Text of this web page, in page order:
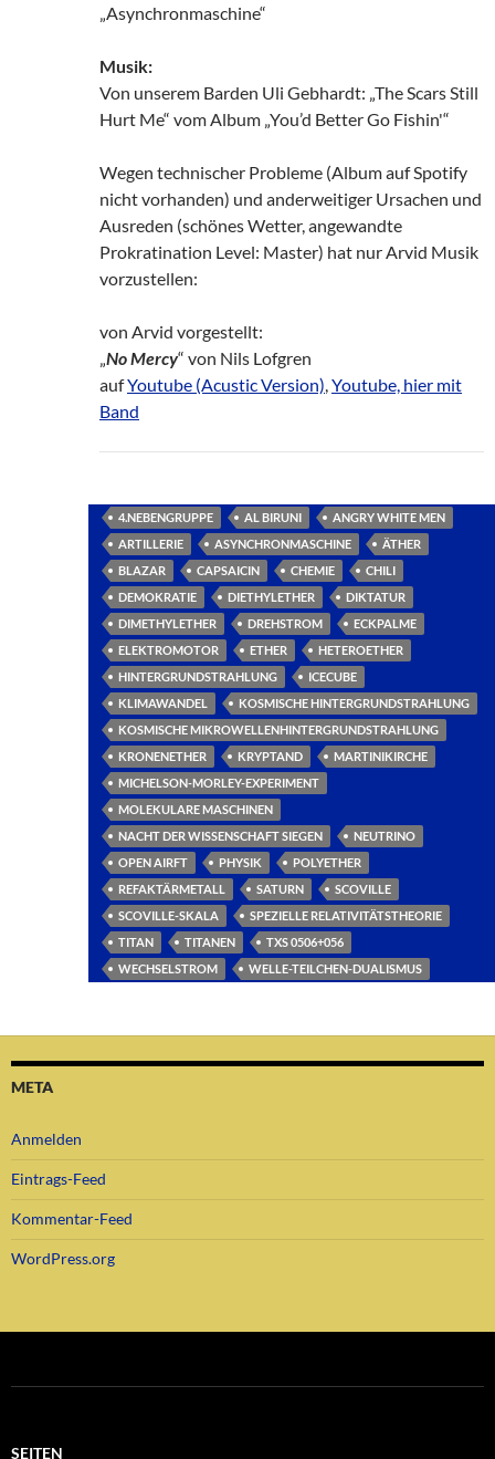
„Asynchronmaschine“
Musik:
Von unserem Barden Uli Gebhardt: „The Scars Still
Hurt Me“ vom Album „You’d Better Go Fishin'“
Wegen technischer Probleme (Album auf Spotify
nicht vorhanden) und anderweitiger Ursachen und
Ausreden (schönes Wetter, angewandte
Prokratination Level: Master) hat nur Arvid Musik
vorzustellen:
von Arvid vorgestellt:
„No Mercy“ von Nils Lofgren
aufYoutube (Acustic Version),Youtube, hier mit
Band
4.NEBENGRUPPE AL BIRUNI
ANGRY WHITE MEN
ARTILLERIE
ASYNCHRONMASCHINE
ÄTHER
BLAZAR
CAPSAICIN CHEMIE
CHILI
DEMOKRATIE
DIETHYLETHER
DIKTATUR
DIMETHYLETHER
DREHSTROM
ECKPALME
ELEKTROMOTOR
ETHER
HETEROETHER
HINTERGRUNDSTRAHLUNG
ICECUBE
KLIMAWANDEL
KOSMISCHE HINTERGRUNDSTRAHLUNG
KOSMISCHE MIKROWELLENHINTERGRUNDSTRAHLUNG
KRONENETHER
KRYPTAND
MARTINIKIRCHE
MICHELSON-MORLEY-EXPERIMENT
MOLEKULARE MASCHINEN
NACHT DER WISSENSCHAFT SIEGEN
NEUTRINO
OPEN AIRFT
PHYSIK
POLYETHER
REFAKTÄRMETALL
SATURN
SCOVILLE
SCOVILLE-SKALA
SPEZIELLE RELATIVITÄTSTHEORIE
TITAN
TITANEN
TXS 0506+056
WECHSELSTROM
WELLE-TEILCHEN-DUALISMUS
META
Anmelden
Eintrags-Feed
Kommentar-Feed
WordPress.org
SEITEN